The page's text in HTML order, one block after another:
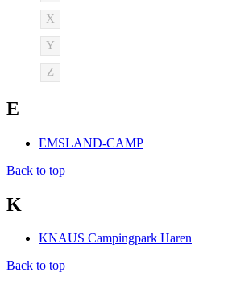
X
Y
Z
E
EMSLAND-CAMP
Back to top
K
KNAUS Campingpark Haren
Back to top